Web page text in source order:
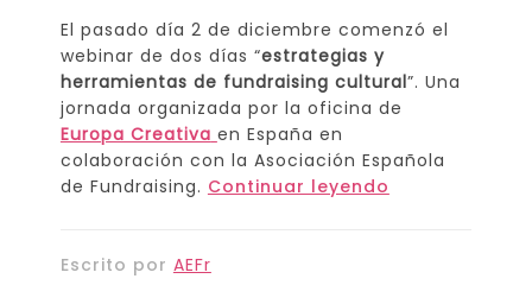
El pasado día 2 de diciembre comenzó el
webinar de dos días “estrategias y
herramientas de fundraising cultural”. Una
jornada organizada por la oficina de
Europa Creativa en España en
colaboración con la Asociación Española
de Fundraising. Continuar leyendo
Escrito por AEFr